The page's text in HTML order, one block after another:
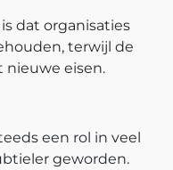
dat organisaties
terwijl de
eisen.
een rol in veel
geworden.